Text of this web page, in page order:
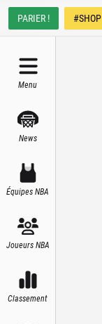
PARIER ! #SHOP
Menu
News
Équipes NBA
Joueurs NBA
Classement